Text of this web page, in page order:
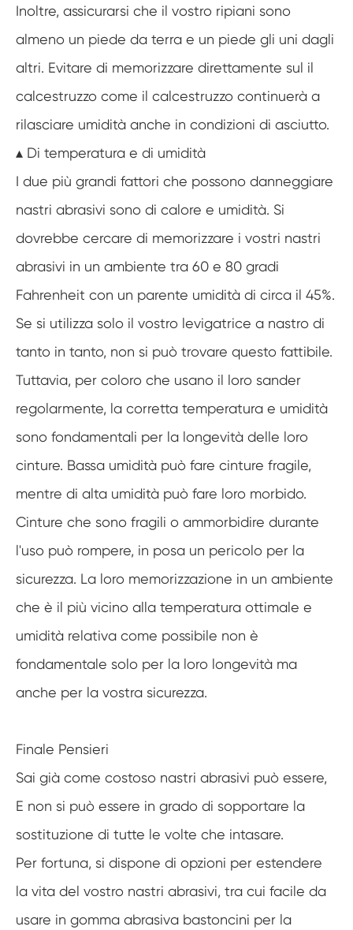
Inoltre, assicurarsi che il vostro ripiani sono
almeno un piede da terra e un piede gli uni dagli
altri. Evitare di memorizzare direttamente sul il
calcestruzzo come il calcestruzzo continuerà a
rilasciare umidità anche in condizioni di asciutto.
▴ Di temperatura e di umidità
I due più grandi fattori che possono danneggiare
nastri abrasivi sono di calore e umidità. Si
dovrebbe cercare di memorizzare i vostri nastri
abrasivi in un ambiente tra 60 e 80 gradi
Fahrenheit con un parente umidità di circa il 45%.
Se si utilizza solo il vostro levigatrice a nastro di
tanto in tanto, non si può trovare questo fattibile.
Tuttavia, per coloro che usano il loro sander
regolarmente, la corretta temperatura e umidità
sono fondamentali per la longevità delle loro
cinture. Bassa umidità può fare cinture fragile,
mentre di alta umidità può fare loro morbido.
Cinture che sono fragili o ammorbidire durante
l'uso può rompere, in posa un pericolo per la
sicurezza. La loro memorizzazione in un ambiente
che è il più vicino alla temperatura ottimale e
umidità relativa come possibile non è
fondamentale solo per la loro longevità ma
anche per la vostra sicurezza.
Finale Pensieri
Sai già come costoso nastri abrasivi può essere,
E non si può essere in grado di sopportare la
sostituzione di tutte le volte che intasare.
Per fortuna, si dispone di opzioni per estendere
la vita del vostro nastri abrasivi, tra cui facile da
usare in gomma abrasiva bastoncini per la